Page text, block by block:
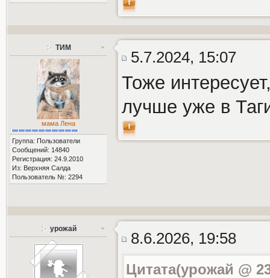
ТИМ
мама Лена
Группа: Пользователи
Сообщений: 14840
Регистрация: 24.9.2010
Из: Верхняя Салда
Пользователь №: 2294
5.7.2024, 15:07
Тоже
лучше уже в
урожай
8.6.2026, 19:58
Цитата(урожай @